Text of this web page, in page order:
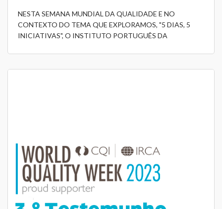
NESTA SEMANA MUNDIAL DA QUALIDADE E NO
CONTEXTO DO TEMA QUE EXPLORAMOS, "5 DIAS, 5
INICIATIVAS", O INSTITUTO PORTUGUÊS DA